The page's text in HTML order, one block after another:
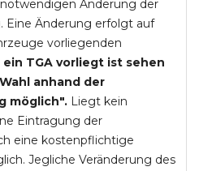
Änderung der
Eine Änderung erfolgt auf
vorliegenden
ein TGA vorliegt ist sehen
anhand der
möglich". Liegt kein
Eintragung der
eine kostenpflichtige
Jegliche Veränderung des